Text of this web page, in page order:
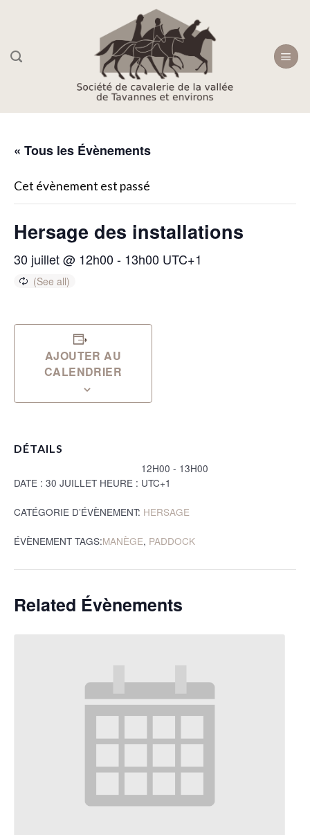
« Tous les Évènements
Cet évènement est passé
Hersage des installations
30 juillet @ 12h00 - 13h00 UTC+1
AJOUTER AU
CALENDRIER
DÉTAILS
DATE : 30 JUILLET HEURE :
12H00 - 13H00
UTC+1
CATÉGORIE D’ÉVÈNEMENT: HERSAGE
ÉVÈNEMENT TAGS:MANÈGE, PADDOCK
Related Évènements